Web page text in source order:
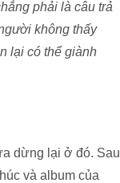
phải là câu trả
không thấy
lại có thể giành
dừng lại ở đó. Sau
và album của